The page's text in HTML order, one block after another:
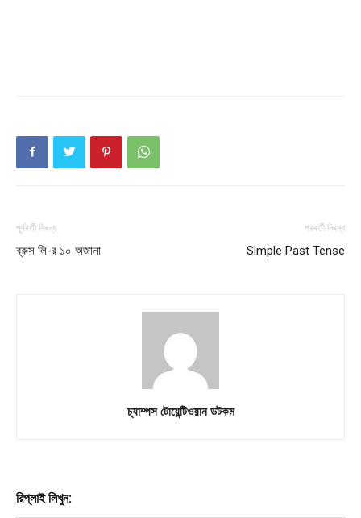
My account
পূর্ববর্তী নিবন্ধ
ব্রুস লি-র ১০ অজানা
পরবর্তী নিবন্ধ
Simple Past Tense
চ্যাম্পস টোয়েন্টিওয়ান ডটকম
রিপ্লাই লিখুন: